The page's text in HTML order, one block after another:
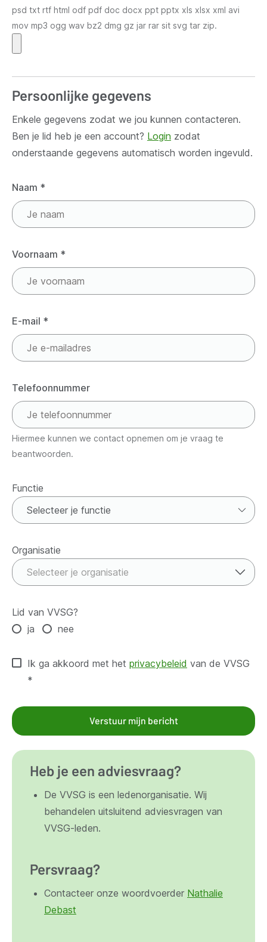
psd txt rtf html odf pdf doc docx ppt pptx xls xlsx xml avi
mov mp3 ogg wav bz2 dmg gz jar rar sit svg tar zip.
Persoonlijke gegevens
Enkele gegevens zodat we jou kunnen contacteren.
Ben je lid heb je een account? Login zodat
onderstaande gegevens automatisch worden ingevuld.
Naam *
Voornaam *
E-mail *
Telefoonnummer
Hiermee kunnen we contact opnemen om je vraag te
beantwoorden.
Functie
Functie
Organisatie
Organisatie
Selecteer je organisatie
Lid van VVSG?
ja
nee
Ik ga akkoord met het privacybeleid van de VVSG
*
Verstuur mijn bericht
Heb je een adviesvraag?
De VVSG is een ledenorganisatie. Wij
behandelen uitsluitend adviesvragen van
VVSG-leden.
Persvraag?
Contacteer onze woordvoerder Nathalie
Debast